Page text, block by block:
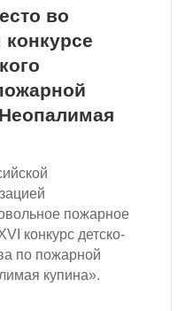
во
пожарное
конкурс детско-
по пожарной
купина».